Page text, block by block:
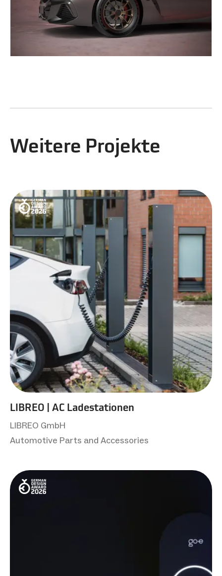
Weitere Projekte
LIBREO | AC Ladestationen
LIBREO GmbH
Automotive Parts and Accessories